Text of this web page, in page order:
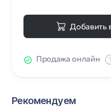
Добавить
Продажа онлайн
Рекомендуем